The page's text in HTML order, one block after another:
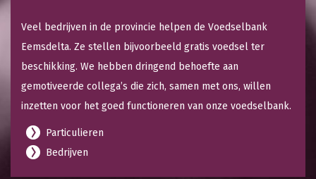
Veel bedrijven in de provincie helpen de Voedselbank
Eemsdelta. Ze stellen bijvoorbeeld gratis voedsel ter
beschikking. We hebben dringend behoefte aan
gemotiveerde collega’s die zich, samen met ons, willen
inzetten voor het goed functioneren van onze voedselbank.
Particulieren
Bedrijven